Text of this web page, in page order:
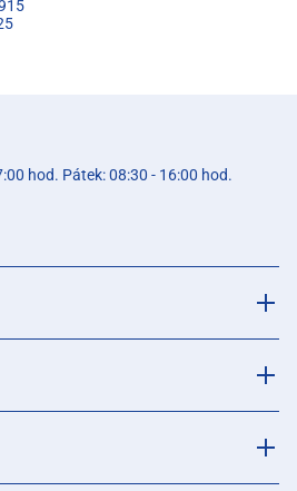
hod. Pátek: 08:30 - 16:00 hod.